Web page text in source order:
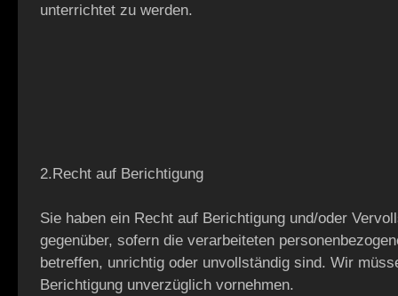
unterrichtet zu werden.
2.Recht auf Berichtigung
Sie haben ein Recht auf Berichtigung und/oder
gegenüber, sofern die verarbeiteten
betreffen, unrichtig oder unvollständig sind. Wir
Berichtigung unverzüglich vornehmen.